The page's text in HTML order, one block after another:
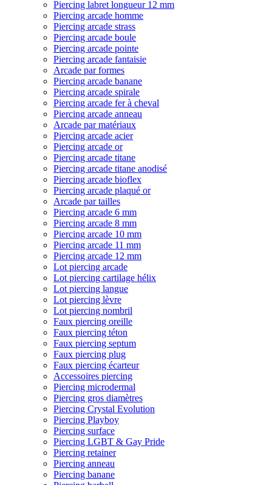
Piercing labret longueur 12 mm
Piercing arcade homme
Piercing arcade strass
Piercing arcade boule
Piercing arcade pointe
Piercing arcade fantaisie
Arcade par formes
Piercing arcade banane
Piercing arcade spirale
Piercing arcade fer à cheval
Piercing arcade anneau
Arcade par matériaux
Piercing arcade acier
Piercing arcade or
Piercing arcade titane
Piercing arcade titane anodisé
Piercing arcade bioflex
Piercing arcade plaqué or
Arcade par tailles
Piercing arcade 6 mm
Piercing arcade 8 mm
Piercing arcade 10 mm
Piercing arcade 11 mm
Piercing arcade 12 mm
Lot piercing arcade
Lot piercing cartilage hélix
Lot piercing langue
Lot piercing lèvre
Lot piercing nombril
Faux piercing oreille
Faux piercing téton
Faux piercing septum
Faux piercing plug
Faux piercing écarteur
Accessoires piercing
Piercing microdermal
Piercing gros diamètres
Piercing Crystal Evolution
Piercing Playboy
Piercing surface
Piercing LGBT & Gay Pride
Piercing retainer
Piercing anneau
Piercing banane